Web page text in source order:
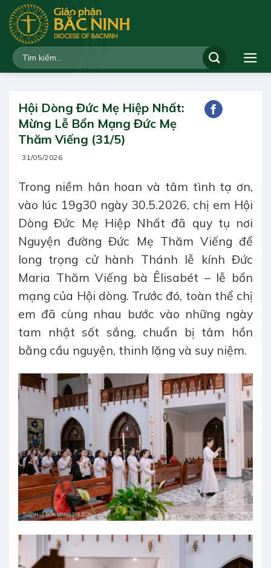
qua
dung
Hội Dòng Đức Mẹ Hiệp Nhất:
Mừng Lễ Bổn Mạng Đức Mẹ
Thăm Viếng (31/5)
31/05/2026
Trong niềm hân hoan và tâm tình tạ ơn,
vào lúc 19g30 ngày 30.5.2026, chị em Hội
Dòng Đức Mẹ Hiệp Nhất đã quy tụ nơi
Nguyện đường Đức Mẹ Thăm Viếng để
long trọng cử hành Thánh lễ kính Đức
Maria Thăm Viếng bà Êlisabét – lễ bổn
mạng của Hội dòng. Trước đó, toàn thể chị
em đã cùng nhau bước vào những ngày
tam nhật sốt sắng, chuẩn bị tâm hồn
bằng cầu nguyện, thinh lặng và suy niệm.